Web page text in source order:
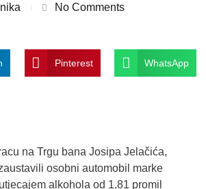
No Comments
Pinterest WhatsApp
na Trgu bana Josipa Jelačića,
osobni automobil marke
alkohola od 1,81 promil